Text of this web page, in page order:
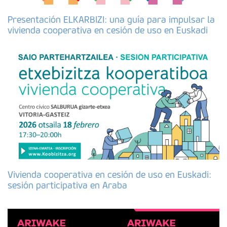
Presentación ELKARBIZI: una guía para impulsar la
vivienda cooperativa en cesión de uso en Euskadi
Vivienda cooperativa en cesión de uso en Euskadi:
sesión participativa en Araba